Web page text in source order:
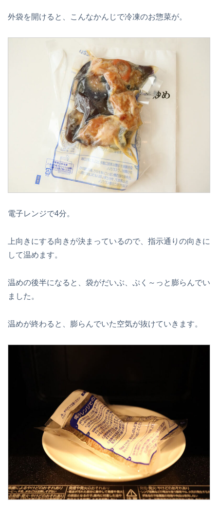
外袋を開けると、こんなかんじで冷凍のお惣菜が。
電子レンジで4分。
上向きにする向きが決まっているので、指示通りの向きに
して温めます。
温めの後半になると、袋がだいぶ、ぷく～っと膨らんでい
ました。
温めが終わると、膨らんでいた空気が抜けていきます。